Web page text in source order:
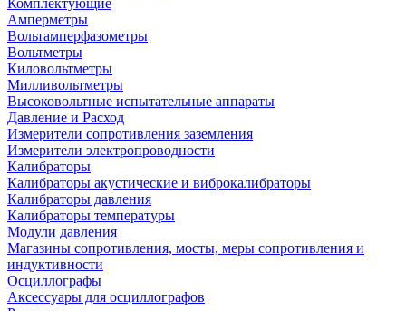
Комплектующие
Амперметры
Вольтамперфазометры
Вольтметры
Киловольтметры
Милливольтметры
Высоковольтные испытательные аппараты
Давление и Расход
Измерители сопротивления заземления
Измерители электропроводности
Калибраторы
Калибраторы акустические и виброкалибраторы
Калибраторы давления
Калибраторы температуры
Модули давления
Магазины сопротивления, мосты, меры сопротивления и
индуктивности
Осциллографы
Аксессуары для осциллографов